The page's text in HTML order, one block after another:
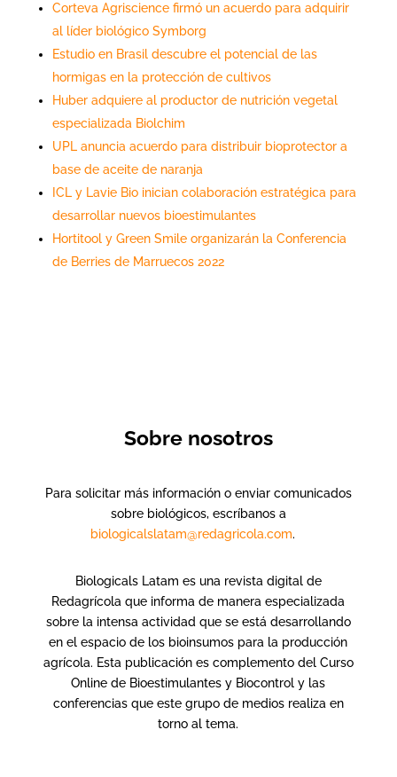
Corteva Agriscience firmó un acuerdo para adquirir
al líder biológico Symborg
Estudio en Brasil descubre el potencial de las
hormigas en la protección de cultivos
Huber adquiere al productor de nutrición vegetal
especializada Biolchim
UPL anuncia acuerdo para distribuir bioprotector a
base de aceite de naranja
ICL y Lavie Bio inician colaboración estratégica para
desarrollar nuevos bioestimulantes
Hortitool y Green Smile organizarán la Conferencia
de Berries de Marruecos 2022
Sobre nosotros
Para solicitar más información o enviar comunicados
sobre biológicos, escríbanos a
biologicalslatam@redagricola.com.
Biologicals Latam es una revista digital de
Redagrícola que informa de manera especializada
sobre la intensa actividad que se está desarrollando
en el espacio de los bioinsumos para la producción
agrícola. Esta publicación es complemento del Curso
Online de Bioestimulantes y Biocontrol y las
conferencias que este grupo de medios realiza en
torno al tema.